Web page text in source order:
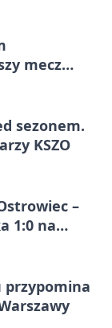
mecz
sezonem.
KSZO
–
1:0 na
przypomina